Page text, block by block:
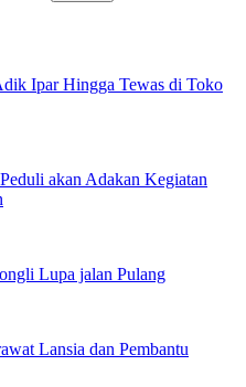
Ipar Hingga Tewas di Toko
akan Adakan Kegiatan
Lupa jalan Pulang
Lansia dan Pembantu